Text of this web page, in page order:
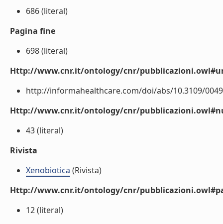
686 (literal)
Pagina fine
698 (literal)
Http://www.cnr.it/ontology/cnr/
http://informahealthcare.com/doi/abs/10.3109/
Http://www.cnr.it/ontology/cnr/
43 (literal)
Rivista
Xenobiotica (Rivista)
Http://www.cnr.it/ontology/cnr/
12 (literal)